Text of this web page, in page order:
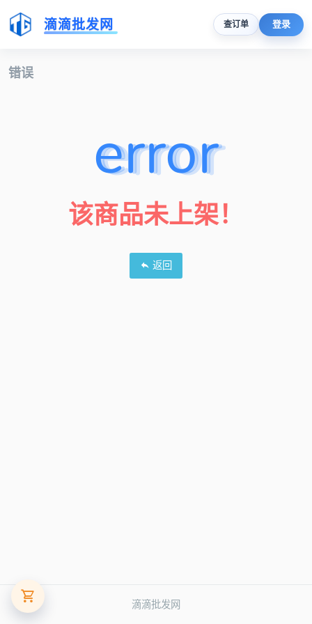
滴滴批发网 查订单 登录
错误
error
该商品未上架！
返回
滴滴批发网